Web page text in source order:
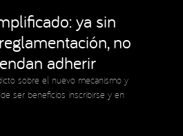
ya sin
no
adherir
sobre el nuevo mecanismo y
ser beneficios inscribirse y en